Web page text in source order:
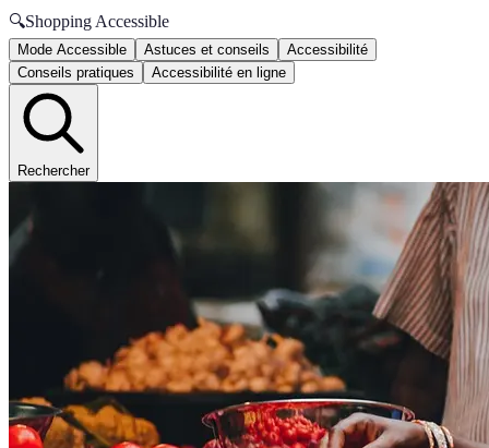
🔍Shopping Accessible
Mode Accessible Astuces et conseils
Accessibilité
Conseils pratiques
Accessibilité en ligne
Rechercher